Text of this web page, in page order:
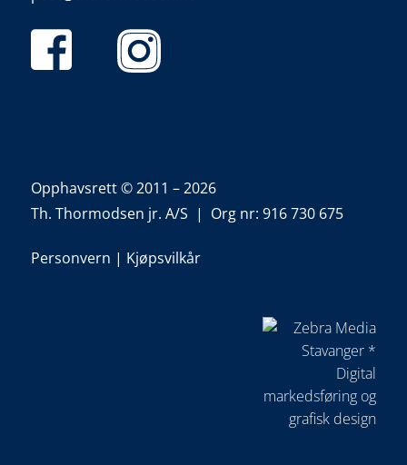
Opphavsrett © 2011 – 2026
Th. Thormodsen jr. A/S | Org nr: 916 730 675
Personvern | Kjøpsvilkår